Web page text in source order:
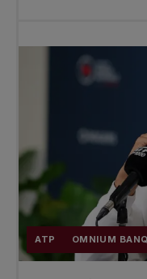
ATP OMNIUM